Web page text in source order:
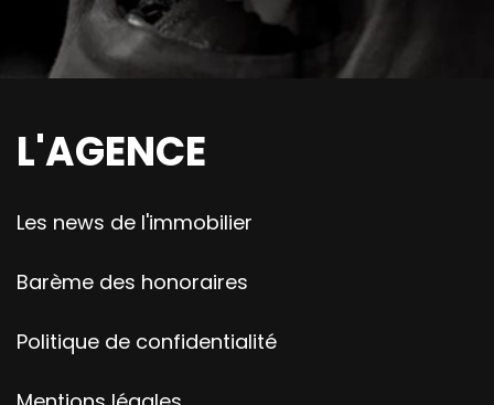
L'AGENCE
Les news de l'immobilier
Barème des honoraires
Politique de confidentialité